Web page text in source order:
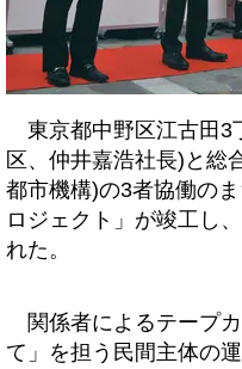
東京都中野区江古田3
区、仲井嘉浩社長)と総
都市機構)の3者協働の
ロジェクト」が竣工し
れた。
関係者によるテープ
て」を担う民間主体の